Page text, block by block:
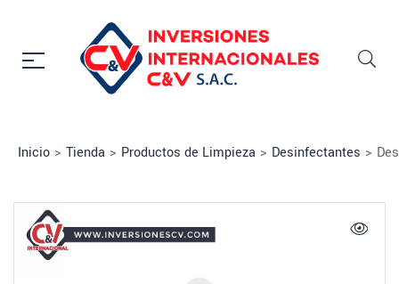
Inicio > Tienda > Productos de Limpieza > Desinfectantes >